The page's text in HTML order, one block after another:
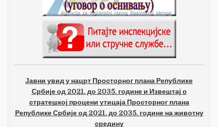
Јавни увид у нацрт Просторног плана Републике
Србије од 2021. до 2035. године и Извештај о
стратешкој процени утицаја Просторног плана
Републике Србије од 2021. до 2035. године на животну
средину